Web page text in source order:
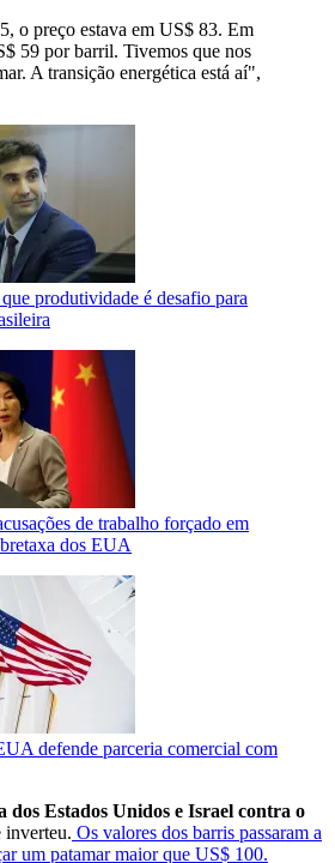
o preço estava em US$ 83. Em
59 por barril. Tivemos que nos
A transição energética está aí",
produtividade é desafio para
de trabalho forçado em
dos EUA
defende parceria comercial com
dos Estados Unidos e Israel contra o
inverteu. Os valores dos barris passaram a
um patamar maior que US$ 100.